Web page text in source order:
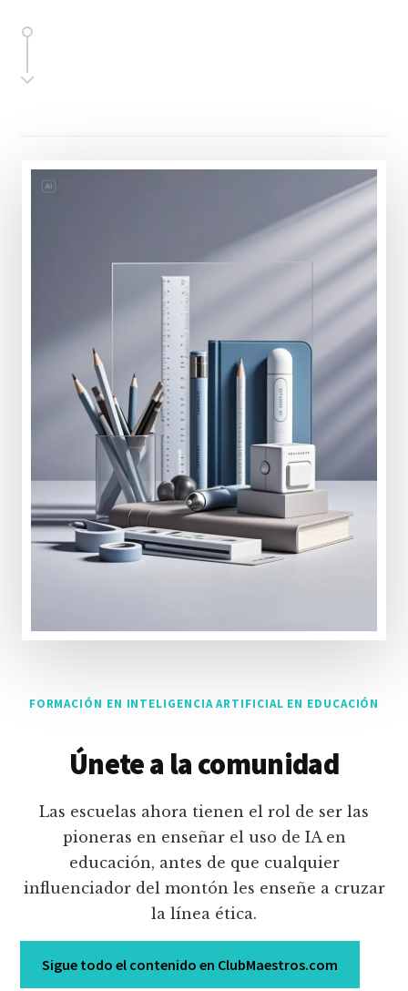
FORMACIÓN EN INTELIGENCIA ARTIFICIAL EN EDUCACIÓN
Únete a la comunidad
Las escuelas ahora tienen el rol de ser las
pioneras en enseñar el uso de IA en
educación, antes de que cualquier
influenciador del montón les enseñe a cruzar
la línea ética.
Sigue todo el contenido en ClubMaestros.com